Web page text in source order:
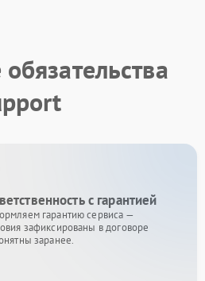
с гарантией
гарантию сервиса —
зафиксированы в договоре
заранее.